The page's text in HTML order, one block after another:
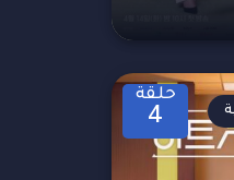
حلقة
4